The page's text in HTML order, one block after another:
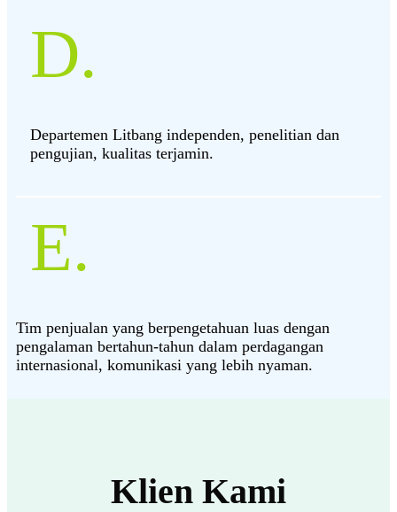
D.
Departemen Litbang independen, penelitian dan
pengujian, kualitas terjamin.
E.
Tim penjualan yang berpengetahuan luas dengan
pengalaman bertahun-tahun dalam perdagangan
internasional, komunikasi yang lebih nyaman.
Klien Kami